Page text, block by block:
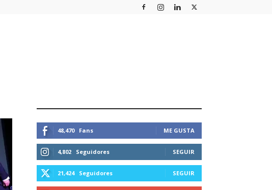
48,470 Fans ME GUSTA
4,802 Seguidores SEGUIR
21,424 Seguidores SEGUIR